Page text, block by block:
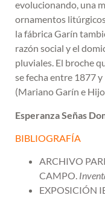
evolucionando, una
ornamentos
la fábrica Garín
razón social y el
pluviales. El broche
se fecha entre 1877
(Mariano Garín e
Esperanza Señas
BIBLIOGRAFÍA
ARCHIVO
CAMPO.
EXPOSICIÓN